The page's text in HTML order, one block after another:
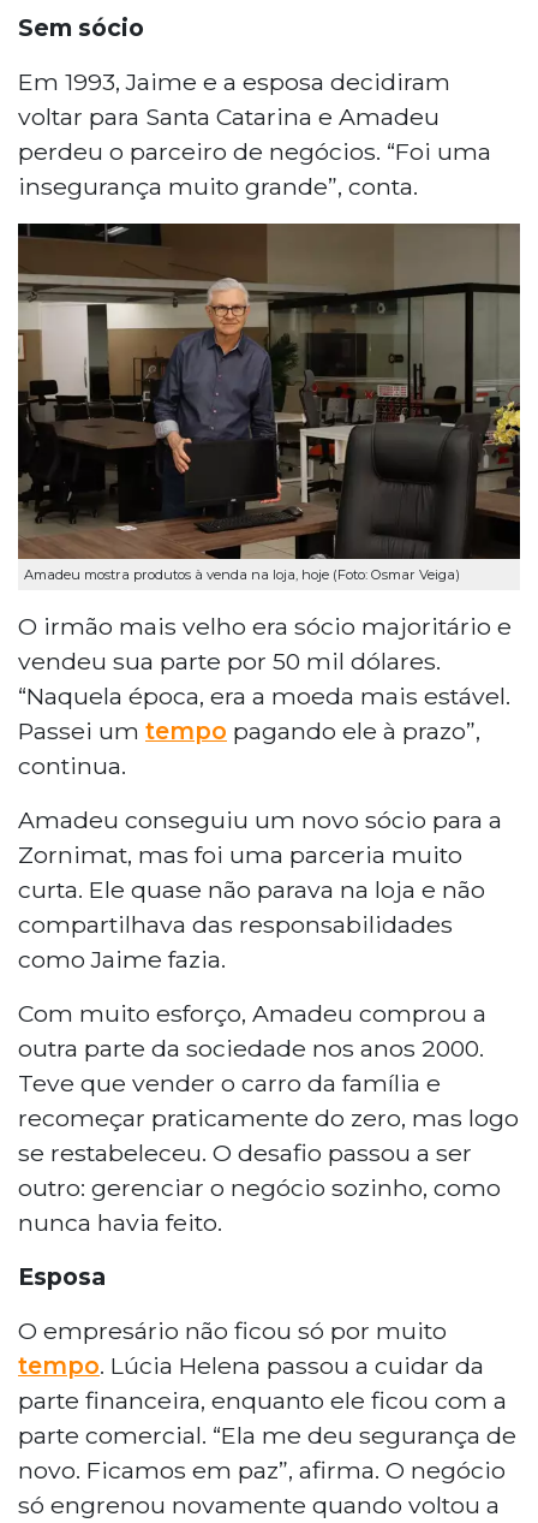
Sem sócio
Em 1993, Jaime e a esposa decidiram
voltar para Santa Catarina e Amadeu
perdeu o parceiro de negócios. “Foi uma
insegurança muito grande”, conta.
Amadeu mostra produtos à venda na loja, hoje (Foto: Osmar Veiga)
O irmão mais velho era sócio majoritário e
vendeu sua parte por 50 mil dólares.
“Naquela época, era a moeda mais estável.
Passei um tempo pagando ele à prazo”,
continua.
Amadeu conseguiu um novo sócio para a
Zornimat, mas foi uma parceria muito
curta. Ele quase não parava na loja e não
compartilhava das responsabilidades
como Jaime fazia.
Com muito esforço, Amadeu comprou a
outra parte da sociedade nos anos 2000.
Teve que vender o carro da família e
recomeçar praticamente do zero, mas logo
se restabeleceu. O desafio passou a ser
outro: gerenciar o negócio sozinho, como
nunca havia feito.
Esposa
O empresário não ficou só por muito
tempo. Lúcia Helena passou a cuidar da
parte financeira, enquanto ele ficou com a
parte comercial. “Ela me deu segurança de
novo. Ficamos em paz”, afirma. O negócio
só engrenou novamente quando voltou a